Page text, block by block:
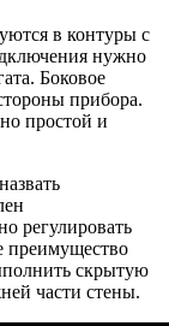
в контуры с
нужно
Боковое
прибора.
простой и
регулировать
преимущество
скрытую
части стены.